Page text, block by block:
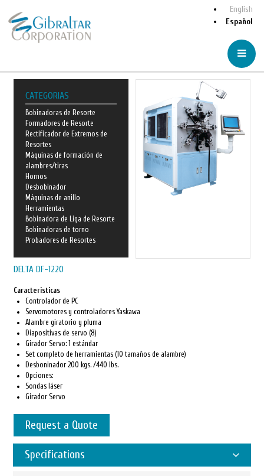
English
Español
CATEGORIAS
Bobinadoras de Resorte
Formadores de Resorte
Rectificador de Extremos de
Resortes
Máquinas de formación de
alambres/tiras
Hornos
Desbobinador
Máquinas de anillo
Herramientas
Bobinadora de Liga de Resorte
Bobinadoras de torno
Probadores de Resortes
DELTA DF-1220
Caracteristicas
Controlador de PC
Servomotores y controladores Yaskawa
Alambre giratorio y pluma
Diapositivas de servo (8)
Girador Servo: 1 estándar
Set completo de herramientas (10 tamaños de alambre)
Desboninador 200 kgs. /440 lbs.
Opciones:
Sondas láser
Girador Servo
Request a Quote
Specifications